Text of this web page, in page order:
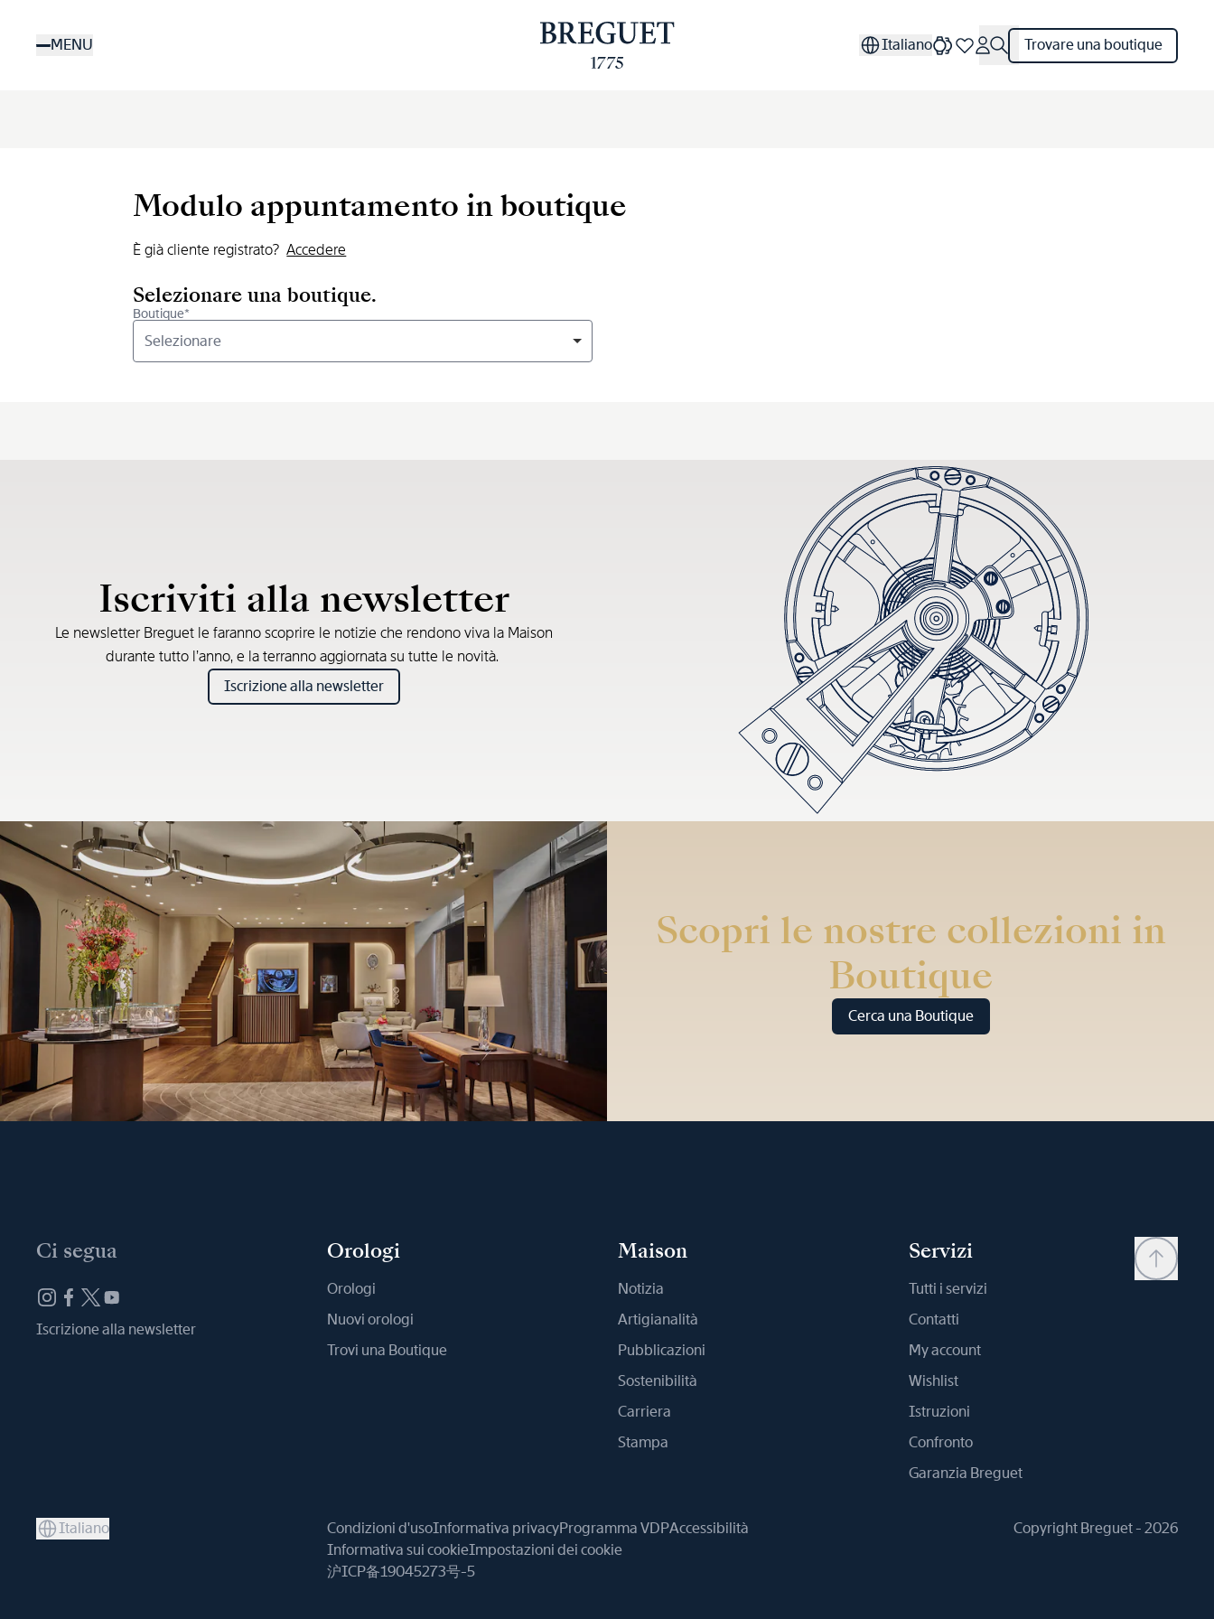
contenutoMENU Italiano Trovare una boutique
Modulo appuntamento in boutique
È già cliente registrato?Accedere
Selezionare una boutique.
Boutique*
Selezionare
Iscriviti alla newsletter
Le newsletter Breguet le faranno scoprire le notizie che rendono viva la Maison
durante tutto l’anno, e la terranno aggiornata su tutte le novità.
Iscrizione alla newsletter
Scopri le nostre collezioni in
Boutique
Cerca una Boutique
Ci segua
Iscrizione alla newsletter
Orologi
Orologi
Nuovi orologi
Trovi una Boutique
Maison
Notizia
Artigianalità
Pubblicazioni
Sostenibilità
Carriera
Stampa
Servizi
Tutti i servizi
Contatti
My account
Wishlist
Istruzioni
Confronto
Garanzia Breguet
Italiano Condizioni d'usoInformativa privacyProgramma VDPAccessibilità
Informativa sui cookieImpostazioni dei cookie
沪ICP备19045273号-5
Copyright Breguet - 2026